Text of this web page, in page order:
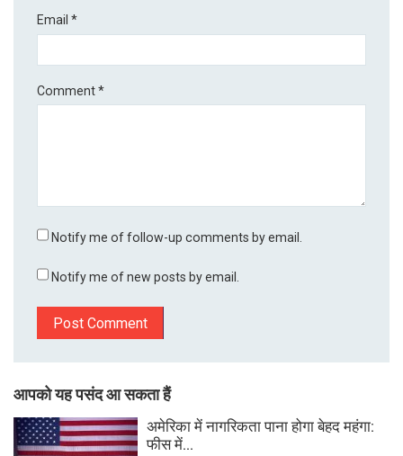
Email*
Comment*
Notify me of follow-up comments by email.
Notify me of new posts by email.
आपको यह पसंद आ सकता हैं
अमेरिका में नागरिकता पाना होगा बेहद महंगा:
फीस में...